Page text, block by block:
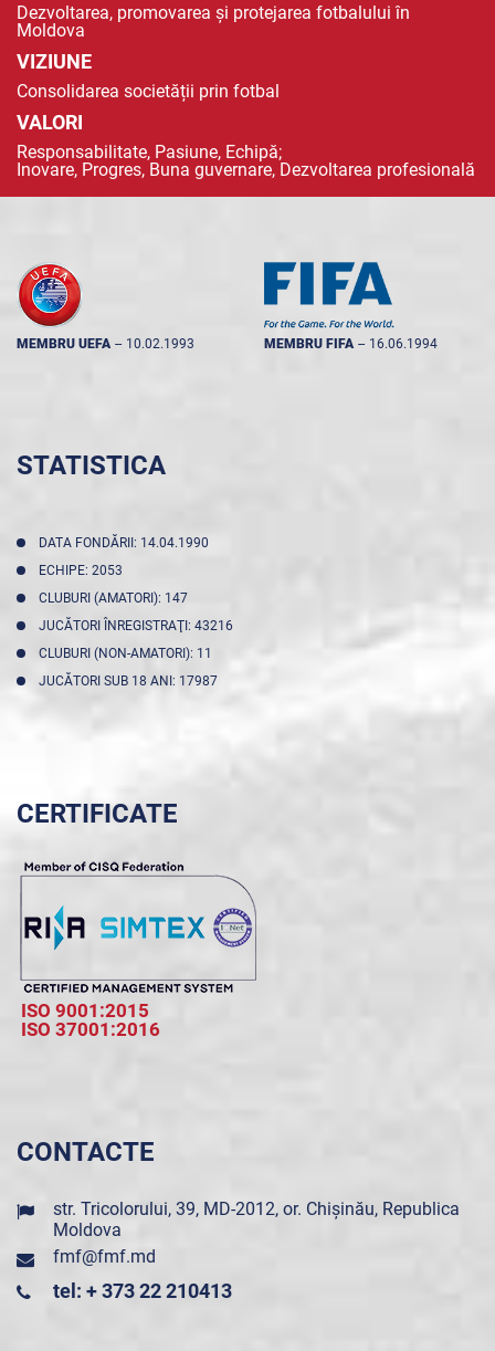
Dezvoltarea, promovarea și protejarea fotbalului în
Moldova
VIZIUNE
Consolidarea societății prin fotbal
VALORI
Responsabilitate, Pasiune, Echipă;
Inovare, Progres, Buna guvernare, Dezvoltarea profesională
MEMBRU UEFA -- 10.02.1993 MEMBRU FIFA -- 16.06.1994
STATISTICA
DATA FONDĂRII: 14.04.1990
ECHIPE: 2053
CLUBURI (AMATORI): 147
JUCĂTORI ÎNREGISTRAŢI: 43216
CLUBURI (NON-AMATORI): 11
JUCĂTORI SUB 18 ANI: 17987
CERTIFICATE
ISO 9001:2015
ISO 37001:2016
CONTACTE
str. Tricolorului, 39, MD-2012, or. Chișinău, Republica
Moldova
fmf@fmf.md
tel: + 373 22 210413